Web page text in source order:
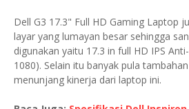
Dell G3 17.3" Full HD Gaming Laptop
layar yang lumayan besar sehingga
digunakan yaitu 17.3 in full HD IPS
1080). Selain itu banyak pula
menunjang kinerja dari laptop ini.